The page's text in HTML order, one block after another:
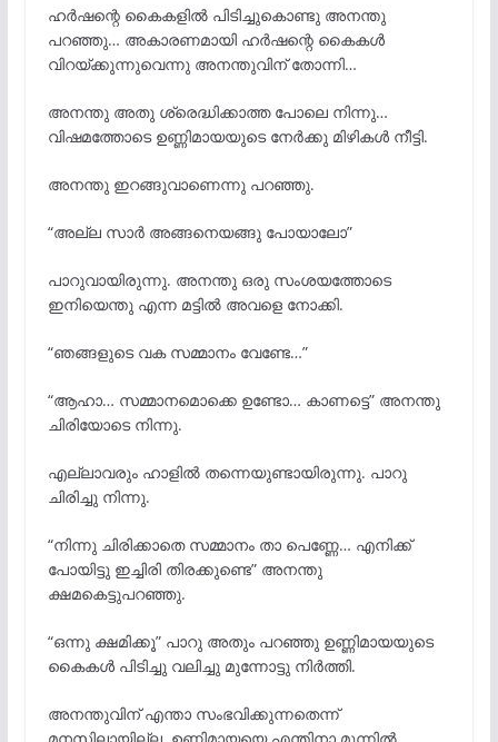
ഹർഷന്റെ കൈകളിൽ പിടിച്ചുകൊണ്ടു അനന്തു
പറഞ്ഞു… അകാരണമായി ഹർഷന്റെ കൈകൾ
വിറയ്ക്കുന്നുവെന്നു അനന്തുവിന് തോന്നി…
അനന്തു അതു ശ്രെദ്ധിക്കാത്ത പോലെ നിന്നു…
വിഷമത്തോടെ ഉണ്ണിമായയുടെ നേർക്കു മിഴികൾ നീട്ടി.
അനന്തു ഇറങ്ങുവാണെന്നു പറഞ്ഞു.
“അല്ല സാർ അങ്ങനെയങ്ങു പോയാലോ”
പാറുവായിരുന്നു. അനന്തു ഒരു സംശയത്തോടെ
ഇനിയെന്തു എന്ന മട്ടിൽ അവളെ നോക്കി.
“ഞങ്ങളുടെ വക സമ്മാനം വേണ്ടേ…”
“ആഹാ… സമ്മാനമൊക്കെ ഉണ്ടോ… കാണട്ടെ” അനന്തു
ചിരിയോടെ നിന്നു.
എല്ലാവരും ഹാളിൽ തന്നെയുണ്ടായിരുന്നു. പാറു
ചിരിച്ചു നിന്നു.
“നിന്നു ചിരിക്കാതെ സമ്മാനം താ പെണ്ണേ… എനിക്ക്
പോയിട്ടു ഇച്ചിരി തിരക്കുണ്ടെ” അനന്തു
ക്ഷമകെട്ടുപറഞ്ഞു.
“ഒന്നു ക്ഷമിക്കൂ” പാറു അതും പറഞ്ഞു ഉണ്ണിമായയുടെ
കൈകൾ പിടിച്ചു വലിച്ചു മുന്നോട്ടു നിർത്തി.
അനന്തുവിന് എന്താ സംഭവിക്കുന്നതെന്ന്